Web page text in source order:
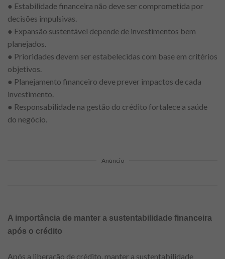
● Estabilidade financeira não deve ser comprometida por
decisões impulsivas.
● Expansão sustentável depende de investimentos bem
planejados.
● Prioridades devem ser estabelecidas com base em critérios
objetivos.
● Planejamento financeiro deve prever impactos de cada
investimento.
● Responsabilidade na gestão do crédito fortalece a saúde
do negócio.
Anúncio
A importância de manter a sustentabilidade financeira
após o crédito
Após a liberação de crédito, manter a sustentabilidade